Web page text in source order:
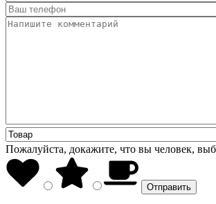
Пожалуйста, докажите, что вы человек,